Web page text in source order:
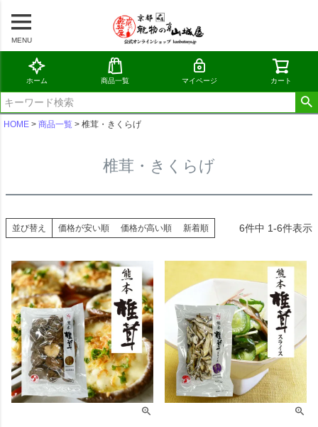
MENU
ホーム 商品一覧 マイページ カート
HOME 商品一覧 椎茸・きくらげ
椎茸・きくらげ
並び替え 価格が安い順 価格が高い順 新着順 6件中 1-6件表示